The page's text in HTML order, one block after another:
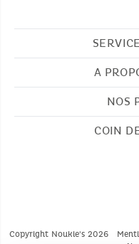
A
NOS
COIN
Copyright Noukie's 2026